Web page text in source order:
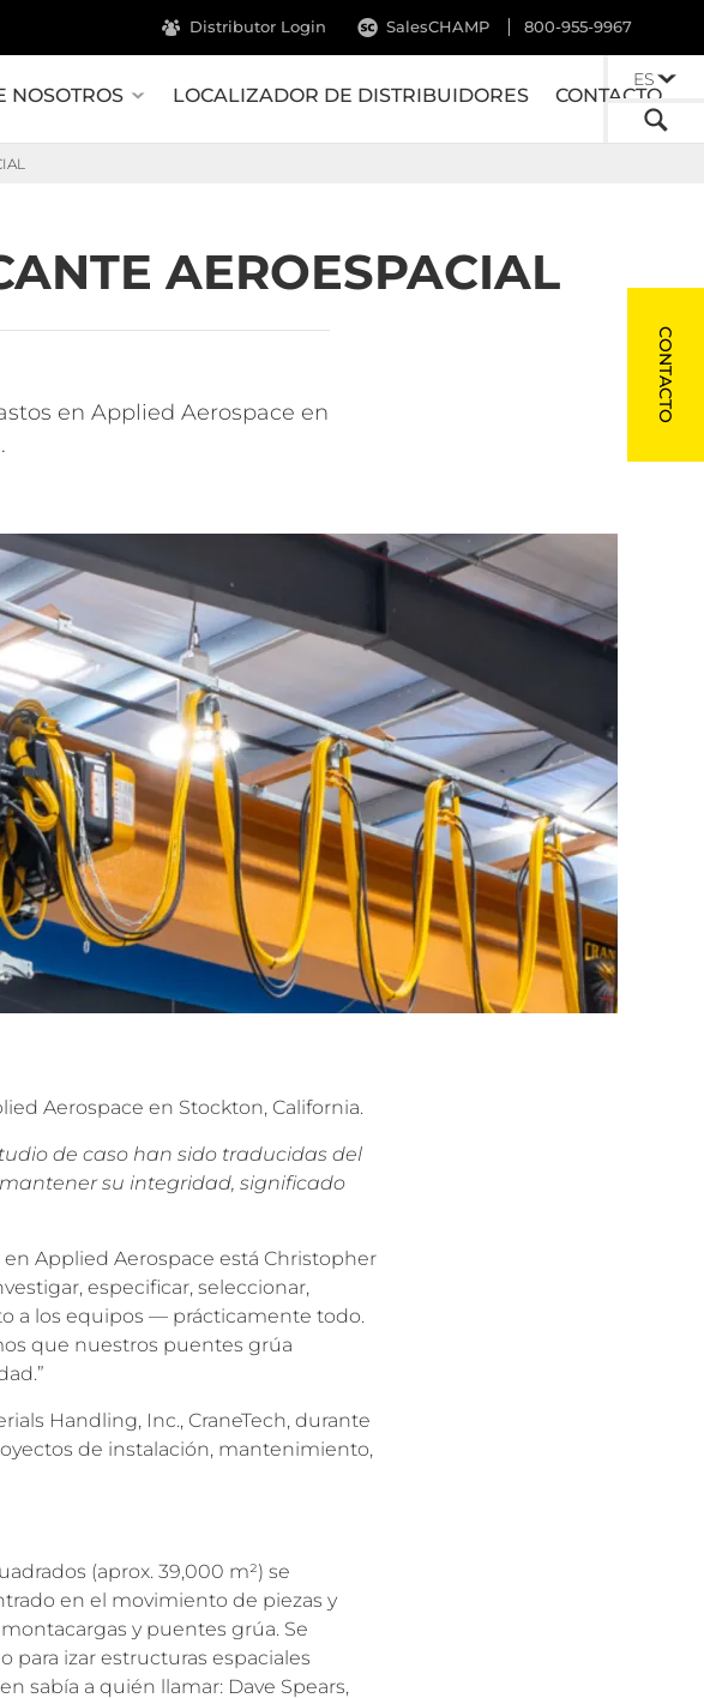
800-955-9967
Distributor Login SalesCHAMP
NOSOTROS LOCALIZADOR DE DISTRIBUIDORES CONTACTO
ES
AEROESPACIAL
en Applied Aerospace en
Aerospace en Stockton, California.
de caso han sido traducidas del
su integridad, significado
Applied Aerospace está Christopher
especificar, seleccionar,
a los equipos — prácticamente todo.
que nuestros puentes grúa
Handling, Inc., CraneTech, durante
de instalación, mantenimiento,
(aprox. 39,000 m²) se
en el movimiento de piezas y
y puentes grúa. Se
izar estructuras espaciales
sabía a quién llamar: Dave Spears,
CONTACTO